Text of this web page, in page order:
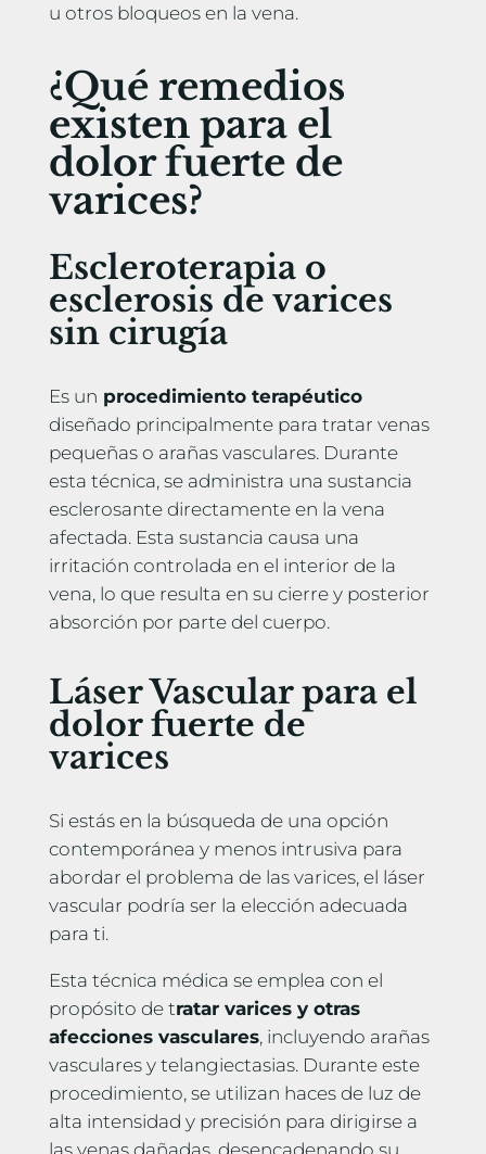
u otros bloqueos en la vena.
¿Qué remedios
existen para el
dolor fuerte de
varices?
Escleroterapia o
esclerosis de varices
sin cirugía
Es un procedimiento terapéutico
diseñado principalmente para tratar venas
pequeñas o arañas vasculares. Durante
esta técnica, se administra una sustancia
esclerosante directamente en la vena
afectada. Esta sustancia causa una
irritación controlada en el interior de la
vena, lo que resulta en su cierre y posterior
absorción por parte del cuerpo.
Láser Vascular para el
dolor fuerte de
varices
Si estás en la búsqueda de una opción
contemporánea y menos intrusiva para
abordar el problema de las varices, el láser
vascular podría ser la elección adecuada
para ti.
Esta técnica médica se emplea con el
propósito de tratar varices y otras
afecciones vasculares, incluyendo arañas
vasculares y telangiectasias. Durante este
procedimiento, se utilizan haces de luz de
alta intensidad y precisión para dirigirse a
las venas dañadas, desencadenando su